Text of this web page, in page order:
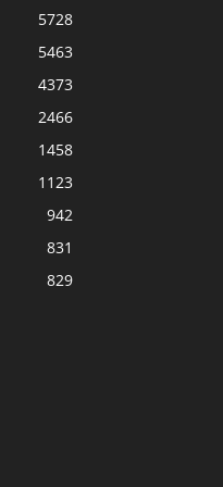
5728
5463
4373
2466
1458
1123
942
831
829